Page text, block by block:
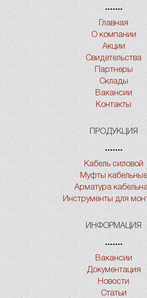
Главная
О компании
Акции
Свидетельства
Партнеры
Склады
Вакансии
Контакты
ПРОДУКЦИЯ
Кабель силовой
Муфты кабельные
Арматура
Инструменты для
ИНФОРМАЦИЯ
Вакансии
Документация
Новости
Статьи